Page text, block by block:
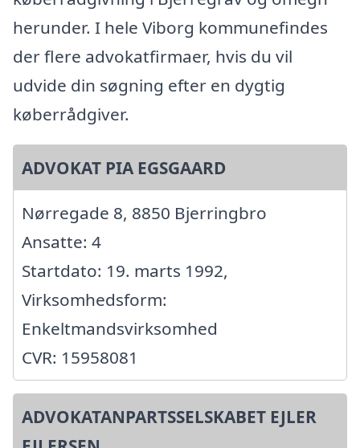
herunder. I hele Viborg kommunefindes
der flere advokatfirmaer, hvis du vil
udvide din søgning efter en dygtig
køberrådgiver.
ADVOKAT PIA EGSGAARD
Nørregade 8, 8850 Bjerringbro
Ansatte: 4
Startdato: 19. marts 1992,
Virksomhedsform:
Enkeltmandsvirksomhed
CVR: 15958081
ADVOKATANPARTSSELSKABET EJLER